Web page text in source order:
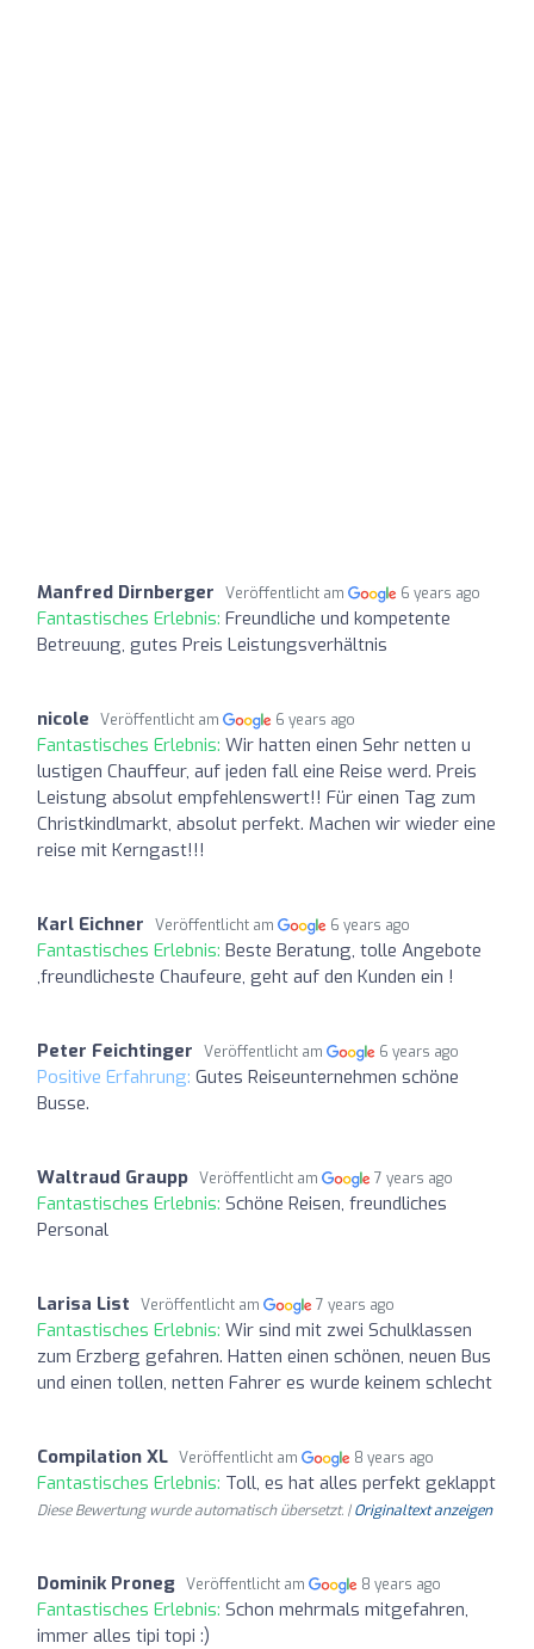
Manfred Dirnberger Veröffentlicht am 6 years ago
Fantastisches Erlebnis: Freundliche und kompetente
Betreuung, gutes Preis Leistungsverhältnis
nicole Veröffentlicht am 6 years ago
Fantastisches Erlebnis: Wir hatten einen Sehr netten u
lustigen Chauffeur, auf jeden fall eine Reise werd. Preis
Leistung absolut empfehlenswert!! Für einen Tag zum
Christkindlmarkt, absolut perfekt. Machen wir wieder eine
reise mit Kerngast!!!
Karl Eichner Veröffentlicht am 6 years ago
Fantastisches Erlebnis: Beste Beratung, tolle Angebote
,freundlicheste Chaufeure, geht auf den Kunden ein !
Peter Feichtinger Veröffentlicht am 6 years ago
Positive Erfahrung: Gutes Reiseunternehmen schöne
Busse.
Waltraud Graupp Veröffentlicht am 7 years ago
Fantastisches Erlebnis: Schöne Reisen, freundliches
Personal
Larisa List Veröffentlicht am 7 years ago
Fantastisches Erlebnis: Wir sind mit zwei Schulklassen
zum Erzberg gefahren. Hatten einen schönen, neuen Bus
und einen tollen, netten Fahrer es wurde keinem schlecht
Compilation XL Veröffentlicht am 8 years ago
Fantastisches Erlebnis: Toll, es hat alles perfekt geklappt
Diese Bewertung wurde automatisch übersetzt. |Originaltext anzeigen
Dominik Proneg Veröffentlicht am 8 years ago
Fantastisches Erlebnis: Schon mehrmals mitgefahren,
immer alles tipi topi :)